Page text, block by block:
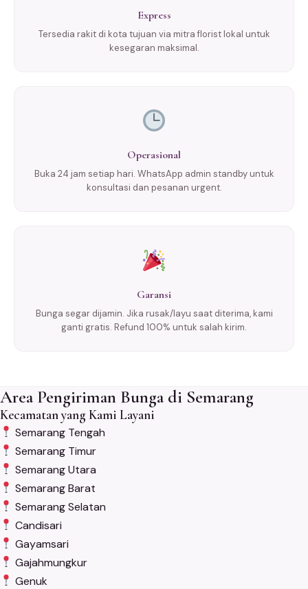
Express
Tersedia rakit di kota tujuan via mitra florist lokal untuk
kesegaran maksimal.
Operasional
Buka 24 jam setiap hari. WhatsApp admin standby untuk
konsultasi dan pesanan urgent.
Garansi
Bunga segar dijamin. Jika rusak/layu saat diterima, kami
ganti gratis. Refund 100% untuk salah kirim.
Area Pengiriman Bunga di Semarang
Kecamatan yang Kami Layani
Semarang Tengah
Semarang Timur
Semarang Utara
Semarang Barat
Semarang Selatan
Candisari
Gayamsari
Gajahmungkur
Genuk